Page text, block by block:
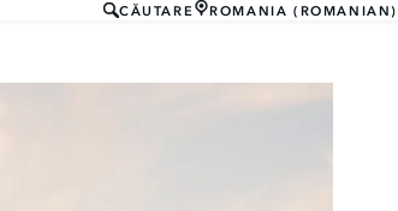
CĂUTARE ROMANIA (ROMANIAN)